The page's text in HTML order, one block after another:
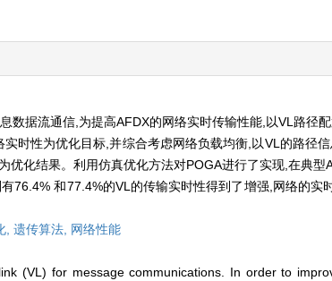
数据流通信,为提高AFDX的网络实时传输性能,以VL路径
时性为优化目标,并综合考虑网络负载均衡,以VL的路径
化结果。利用仿真优化方法对POGA进行了实现,在典型
76.4% 和77.4%的VL的传输实时性得到了增强,网络的实
, 遗传算法, 网络性能
(VL) for message communications. In order to